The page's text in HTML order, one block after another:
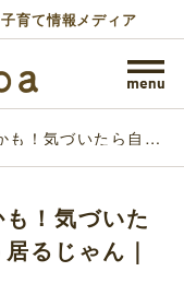
育て情報メディア
も！気づいたら自分
！気づいた
るじゃん｜